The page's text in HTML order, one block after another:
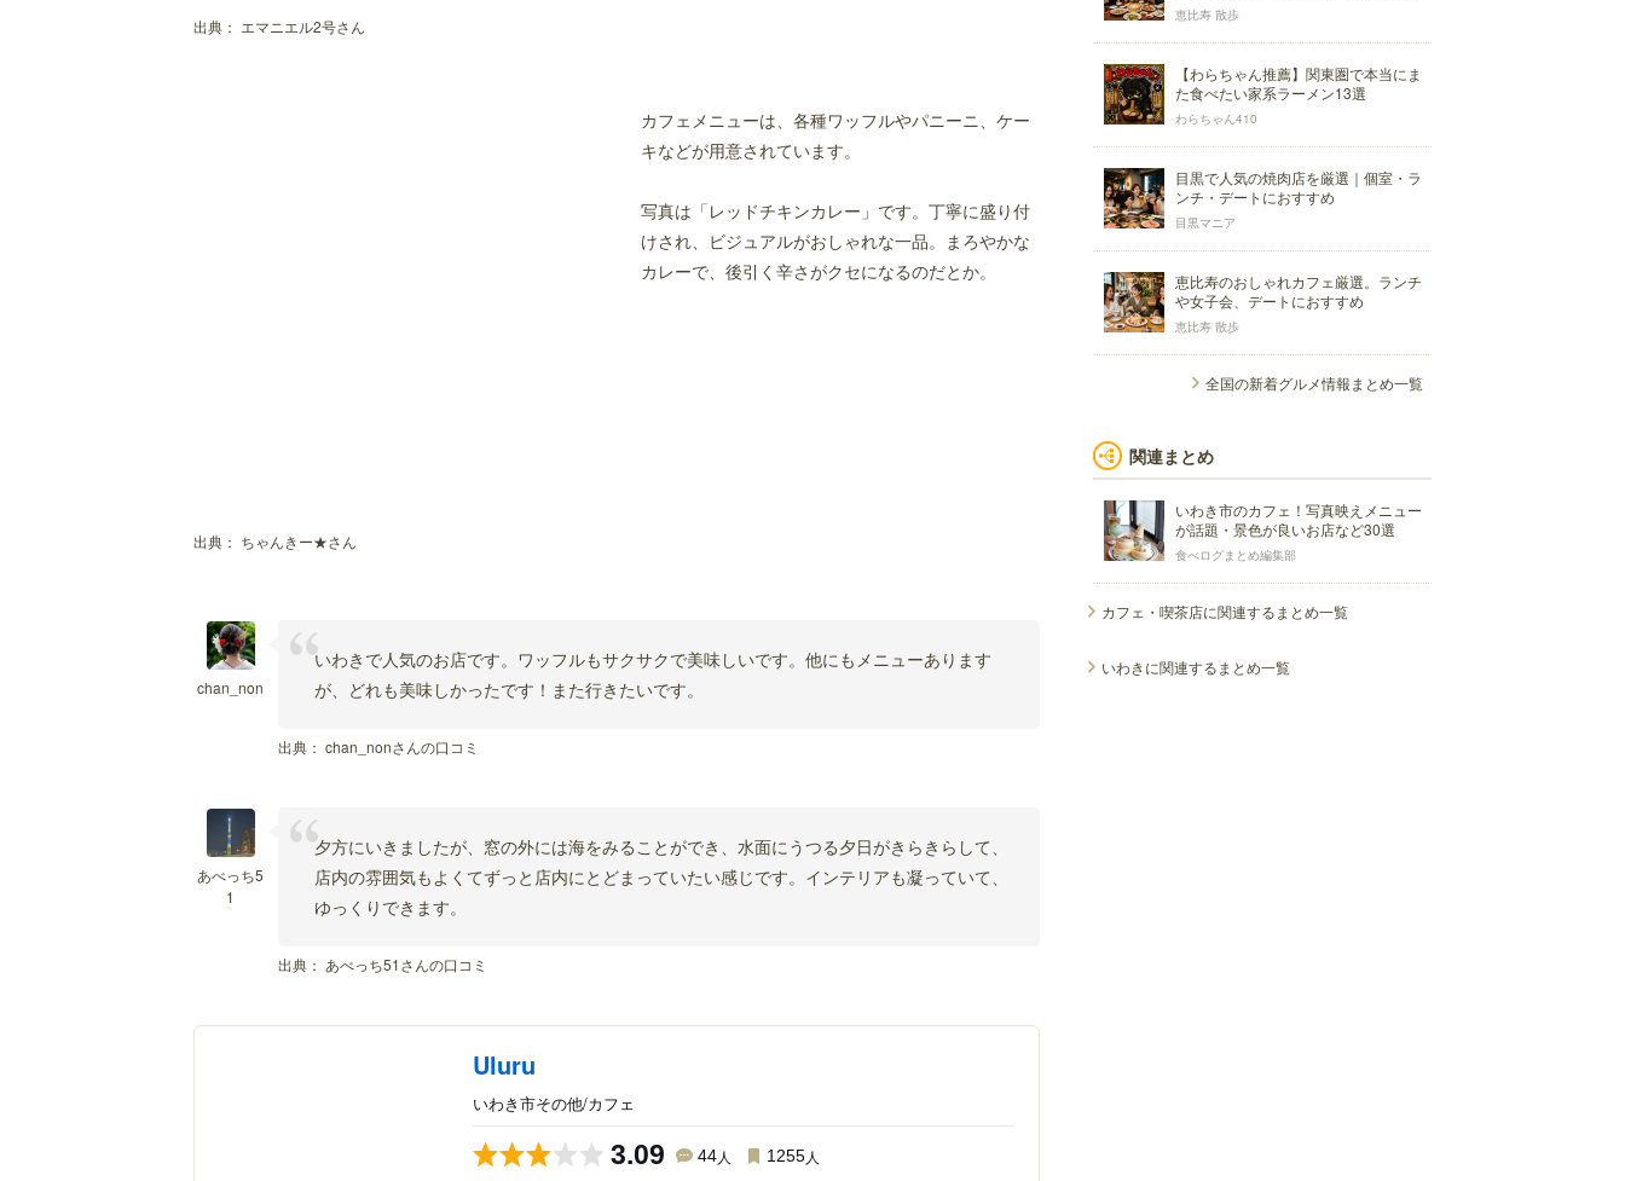
出典： エマニエル2号さん
出典： ちゃんきー★さん
カフェメニューは、各種ワッフルやパニーニ、ケー
キなどが用意されています。
写真は「レッドチキンカレー」です。丁寧に盛り付
けされ、ビジュアルがおしゃれな一品。まろやかな
カレーで、後引く辛さがクセになるのだとか。
chan_non
いわきで人気のお店です。ワッフルもサクサクで美味しいです。他にもメニューあります
が、どれも美味しかったです！また行きたいです。
出典： chan_nonさんの口コミ
あべっち5
1
夕方にいきましたが、窓の外には海をみることができ、水面にうつる夕日がきらきらして、
店内の雰囲気もよくてずっと店内にとどまっていたい感じです。インテリアも凝っていて、
ゆっくりできます。
出典： あべっち51さんの口コミ
Uluru
いわき市その他/カフェ
3.09 44人 1255人
恵比寿 散歩
【わらちゃん推薦】関東圏で本当にま
た食べたい家系ラーメン13選
わらちゃん410
目黒で人気の焼肉店を厳選｜個室・ラ
ンチ・デートにおすすめ
目黒マニア
恵比寿のおしゃれカフェ厳選。ランチ
や女子会、デートにおすすめ
恵比寿 散歩
全国の新着グルメ情報まとめ一覧
関連まとめ
いわき市のカフェ！写真映えメニュー
が話題・景色が良いお店など30選
食べログまとめ編集部
カフェ・喫茶店に関連するまとめ一覧
いわきに関連するまとめ一覧